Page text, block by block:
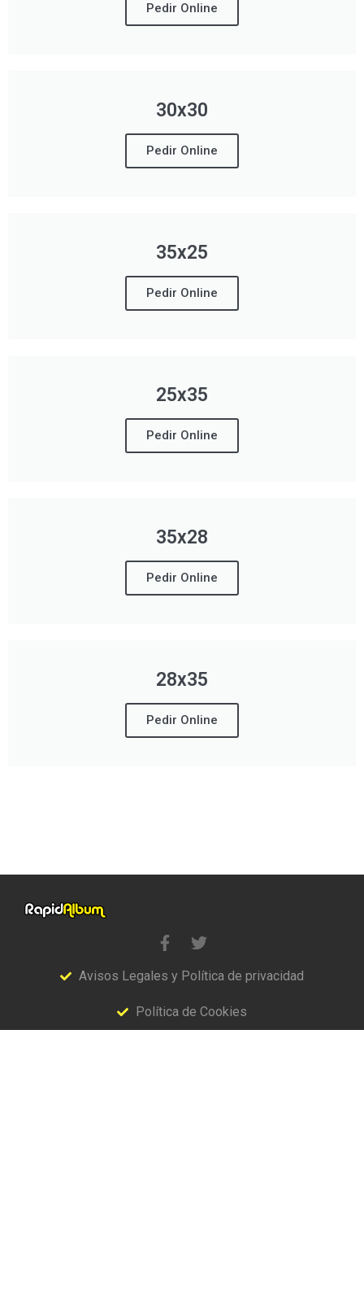
Pedir Online
30x30
Pedir Online
35x25
Pedir Online
25x35
Pedir Online
35x28
Pedir Online
28x35
Pedir Online
Avisos Legales y Política de privacidad
Política de Cookies